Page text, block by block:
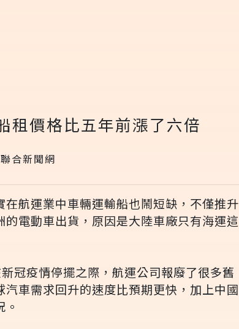
租價格比五年前漲了六倍
合新聞網
航運業中車輛運輸船也鬧短缺，不僅推升
電動車出貨，原因是大陸車廠只有海運這
冠疫情停擺之際，航運公司報廢了很多舊
車需求回升的速度比預期更快，加上中國